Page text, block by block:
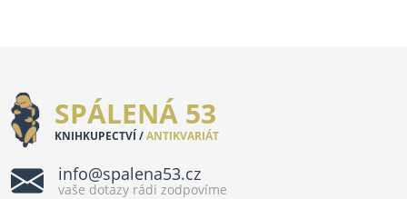
SPÁLENÁ 53
KNIHKUPECTVÍ /ANTIKVARIÁT
info@spalena53.cz
vaše dotazy rádi zodpovíme